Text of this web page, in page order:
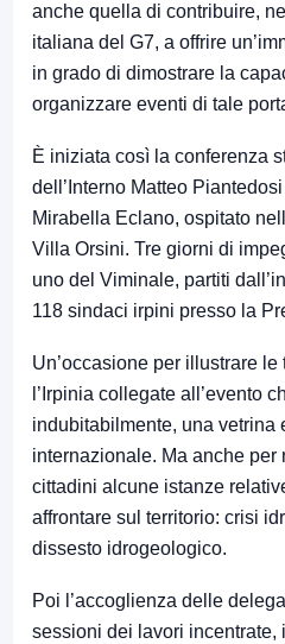
anche quella di contribuire,
italiana del G7, a offrire
in grado di dimostrare la
organizzare eventi di tale
È iniziata così la conferenza
dell’Interno Matteo
Mirabella Eclano, ospitato
Villa Orsini. Tre giorni di
uno del Viminale, partiti
118 sindaci irpini presso la
Un’occasione per illustrare
l’Irpinia collegate all’evento
indubitabilmente, una vetrina
internazionale. Ma anche
cittadini alcune istanze
affrontare sul territorio: crisi
dissesto idrogeologico.
Poi l’accoglienza delle
sessioni dei lavori incentrate,